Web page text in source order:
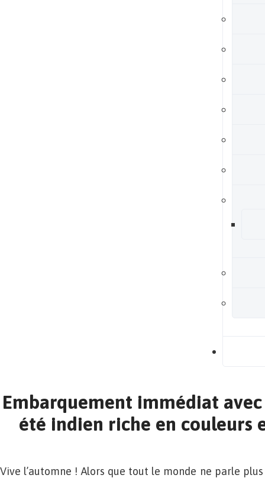
Embarquement immédiat
été indien riche en couleurs
Vive l’automne ! Alors que tout le monde ne parle